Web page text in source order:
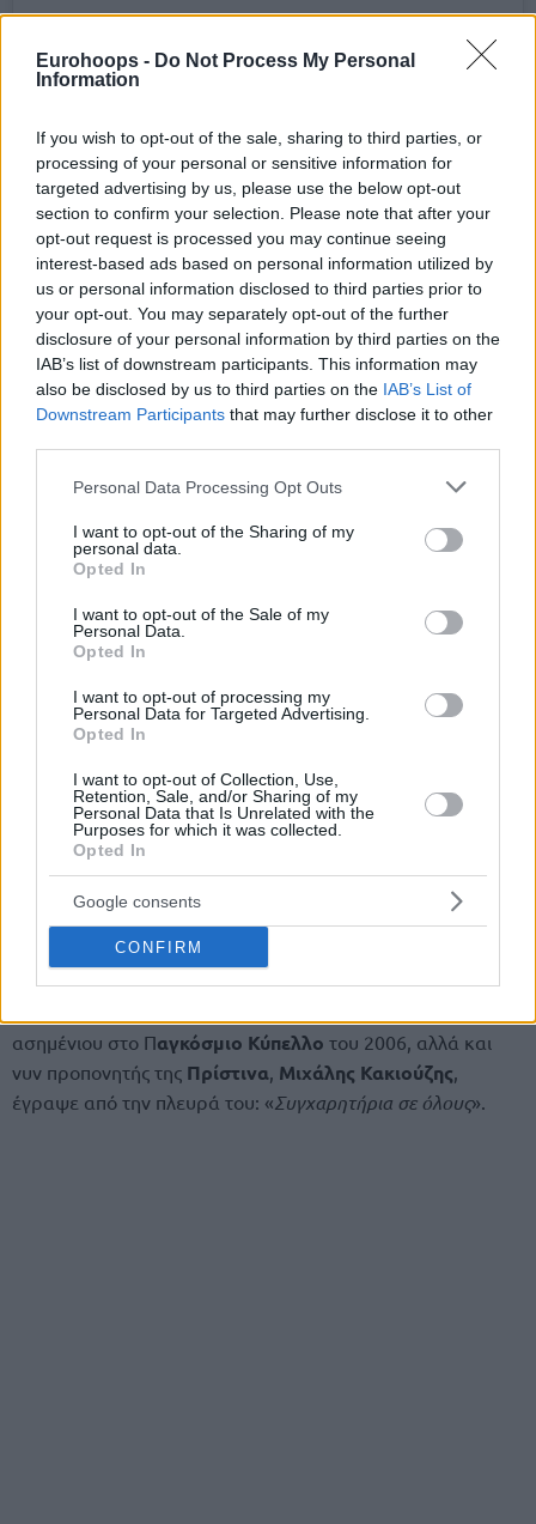
Eurohoops - Do Not Process My Personal
Information
If you wish to opt-out of the sale, sharing to third parties, or
processing of your personal or sensitive information for
targeted advertising by us, please use the below opt-out
section to confirm your selection. Please note that after your
opt-out request is processed you may continue seeing
interest-based ads based on personal information utilized by
us or personal information disclosed to third parties prior to
your opt-out. You may separately opt-out of the further
disclosure of your personal information by third parties on the
IAB’s list of downstream participants. This information may
also be disclosed by us to third parties on the IAB’s List of
Downstream Participants that may further disclose it to other
Please note that this website/app uses one or more Google
not limited to your visit or usage behaviour. You may click to
grant or deny consent to Google and its third-party tags to
use your data for below specified purposes in below Google
consent section.
Personal Data Processing Opt Outs
I want to opt-out of the Sharing of my
personal data.
Opted In
I want to opt-out of the Sale of my
Personal Data.
Opted In
I want to opt-out of processing my
Personal Data for Targeted Advertising.
Opted In
I want to opt-out of Collection, Use,
Retention, Sale, and/or Sharing of my
Personal Data that Is Unrelated with the
Purposes for which it was collected.
Opted In
Google consents
CONFIRM
Κακιούζης: “Συγχαρητήρια σε όλους”
Ο άλλοτε αρχηγός τηςΕθνικήςστην κατάκτηση του
ασημένιου στο Παγκόσμιο Κύπελλο του 2006, αλλά και
νυν προπονητής της Πρίστινα, Μιχάλης Κακιούζης,
έγραψε από την πλευρά του: «Συγχαρητήρια σε όλους».